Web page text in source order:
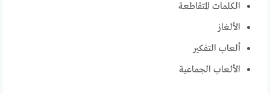
الكلمات المتقاطعة
الألغاز
ألعاب التفكير
الألعاب الجماعية